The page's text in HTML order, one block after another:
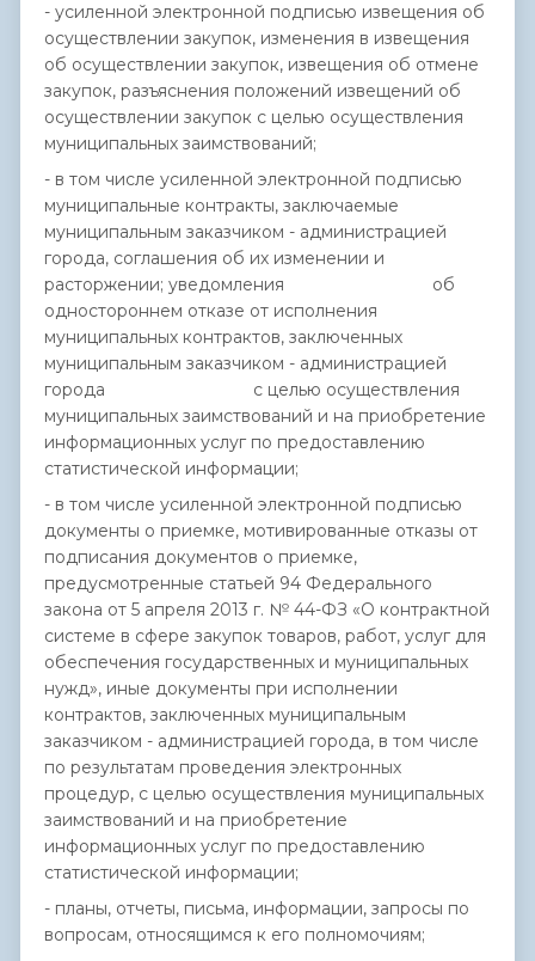
- усиленной электронной подписью извещения об
осуществлении закупок, изменения в извещения
об осуществлении закупок, извещения об отмене
закупок, разъяснения положений извещений об
осуществлении закупок с целью осуществления
муниципальных заимствований;
- в том числе усиленной электронной подписью
муниципальные контракты, заключаемые
муниципальным заказчиком - администрацией
города, соглашения об их изменении и
расторжении; уведомления об
одностороннем отказе от исполнения
муниципальных контрактов, заключенных
муниципальным заказчиком - администрацией
города с целью осуществления
муниципальных заимствований и на приобретение
информационных услуг по предоставлению
статистической информации;
- в том числе усиленной электронной подписью
документы о приемке, мотивированные отказы от
подписания документов о приемке,
предусмотренные статьей 94 Федерального
закона от 5 апреля 2013 г. № 44-ФЗ «О контрактной
системе в сфере закупок товаров, работ, услуг для
обеспечения государственных и муниципальных
нужд», иные документы при исполнении
контрактов, заключенных муниципальным
заказчиком - администрацией города, в том числе
по результатам проведения электронных
процедур, с целью осуществления муниципальных
заимствований и на приобретение
информационных услуг по предоставлению
статистической информации;
- планы, отчеты, письма, информации, запросы по
вопросам, относящимся к его полномочиям;